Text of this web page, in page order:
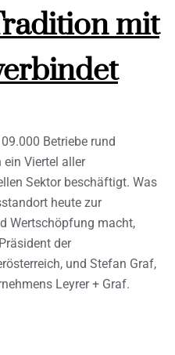
mit
Betriebe rund
Viertel aller
Sektor beschäftigt. Was
heute zur
Wertschöpfung macht,
der
und Stefan Graf,
Leyrer + Graf.